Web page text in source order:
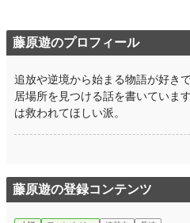
藤原遊のプロフィール
追放や逆境から始まる物語が好き
居場所を見つける話を書いていま
は救われてほしい派。
藤原遊の登録コンテンツ